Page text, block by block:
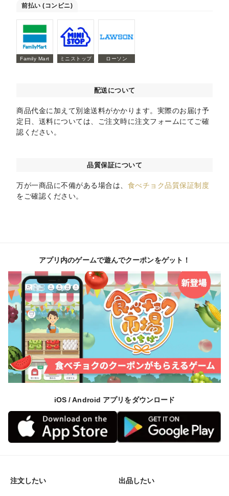
前払い (コンビニ)
Family Mart ミニストップ ローソン
配送について
商品代金に加えて別途送料がかかります。実際のお届け予
定日、送料については、ご注文時に注文フォームにてご確
認ください。
品質保証について
万が一商品に不備がある場合は、 食べチョク品質保証制度
をご確認ください。
アプリ内のゲームで遊んでクーポンをゲット！
iOS / Android アプリをダウンロード
注文したい 出品したい